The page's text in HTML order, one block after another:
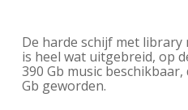
De harde schijf met library
is heel wat uitgebreid, op
390 Gb music
Gb geworden.